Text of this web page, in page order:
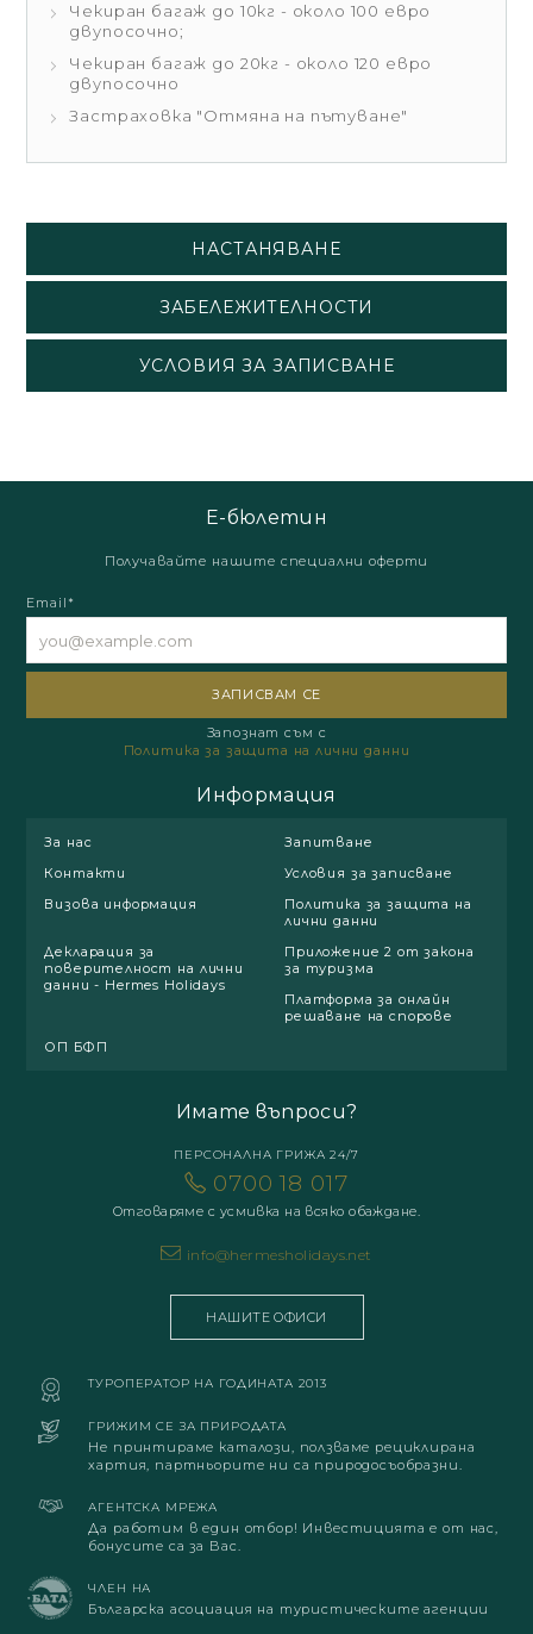
Чекиран багаж до 10кг - около 100 евро
двупосочно;
Чекиран багаж до 20кг - около 120 евро
двупосочно
Застраховка "Отмяна на пътуване"
НАСТАНЯВАНЕ
ЗАБЕЛЕЖИТЕЛНОСТИ
УСЛОВИЯ ЗА ЗАПИСВАНЕ
Е-бюлетин
Получавайте нашите специални оферти
Email*
Запознат съм с
Политика за защита на лични данни
Информация
За нас
Запитване
Контакти
Условия за записване
Визова информация
Политика за защита на
лични данни
Декларация за
поверителност на лични
данни - Hermes Holidays
Приложение 2 от закона
за туризма
Платформа за онлайн
решаване на спорове
ОП БФП
Имате въпроси?
ПЕРСОНАЛНА ГРИЖА 24/7
0700 18 017
Отговаряме с усмивка на всяко обаждане.
info@hermesholidays.net
НАШИТЕ ОФИСИ
ТУРОПЕРАТОР НА ГОДИНАТА 2013
ГРИЖИМ СЕ ЗА ПРИРОДАТА
Не принтираме каталози, ползваме рециклирана
хартия, партньорите ни са природосъобразни.
АГЕНТСКА МРЕЖА
Да работим в един отбор! Инвестицията е от нас,
бонусите са за Вас.
ЧЛЕН НА
Българска асоциация на туристическите агенции